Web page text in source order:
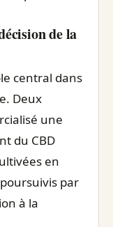
de la
central dans
Deux
une
du CBD
en
par
à la